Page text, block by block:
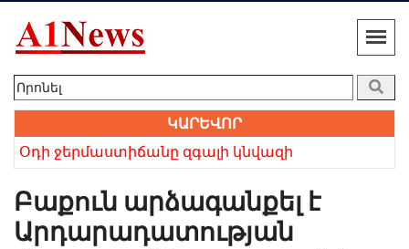
ԿԱՐԵՎՈՐ
Օդի ջերմաստիճանը զգալի կնվազի
Բաքուն արձագանքել է
Արդարադատության